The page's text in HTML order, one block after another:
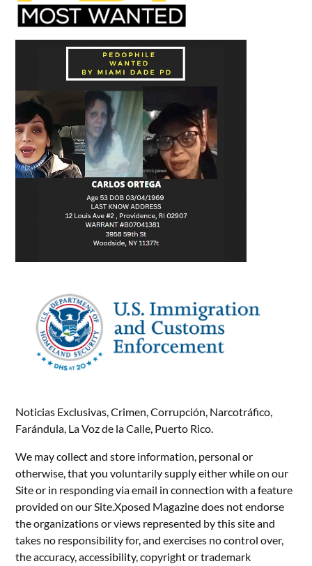
Noticias Exclusivas, Crimen, Corrupción, Narcotráfico,
Farándula, La Voz de la Calle, Puerto Rico.
We may collect and store information, personal or
otherwise, that you voluntarily supply either while on our
Site or in responding via email in connection with a feature
provided on our Site.Xposed Magazine does not endorse
the organizations or views represented by this site and
takes no responsibility for, and exercises no control over,
the accuracy, accessibility, copyright or trademark